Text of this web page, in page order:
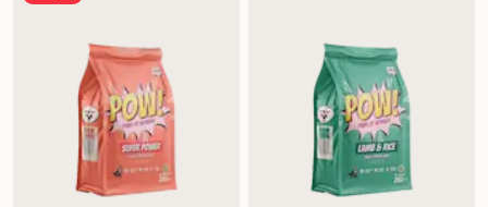
Högsta pris
Lägsta pris
Rabatt